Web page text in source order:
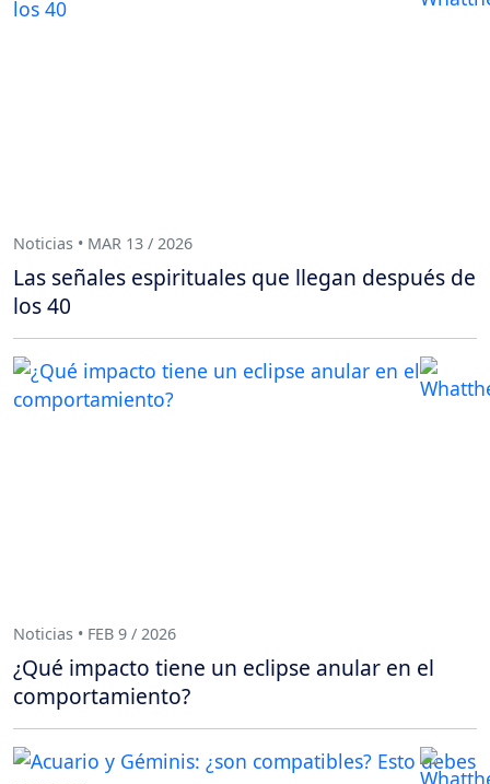
Noticias • MAR 13 / 2026
Las señales espirituales que llegan después de
los 40
Noticias • FEB 9 / 2026
¿Qué impacto tiene un eclipse anular en el
comportamiento?